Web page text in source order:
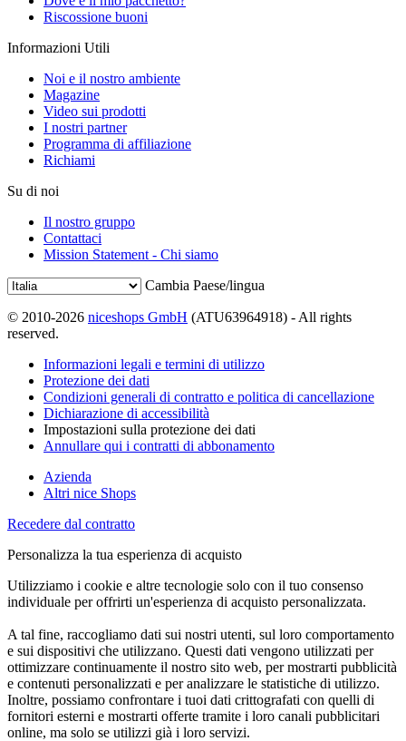
Riscossione buoni
Informazioni Utili
Noi e il nostro ambiente
Magazine
Video sui prodotti
I nostri partner
Programma di affiliazione
Richiami
Su di noi
Il nostro gruppo
Contattaci
Mission Statement - Chi siamo
Cambia Paese/lingua
© 2010-2026 niceshops GmbH (ATU63964918) - All rights
reserved.
Informazioni legali e termini di utilizzo
Protezione dei dati
Condizioni generali di contratto e politica di cancellazione
Dichiarazione di accessibilità
Impostazioni sulla protezione dei dati
Annullare qui i contratti di abbonamento
Azienda
Altri nice Shops
Recedere dal contratto
Personalizza la tua esperienza di acquisto
Utilizziamo i cookie e altre tecnologie solo con il tuo consenso
individuale per offrirti un'esperienza di acquisto personalizzata.
A tal fine, raccogliamo dati sui nostri utenti, sul loro comportamento
e sui dispositivi che utilizzano. Questi dati vengono utilizzati per
ottimizzare continuamente il nostro sito web, per mostrarti pubblicità
e contenuti personalizzati e per analizzare le statistiche di utilizzo.
Inoltre, possiamo confrontare i tuoi dati crittografati con quelli di
fornitori esterni e mostrarti offerte tramite i loro canali pubblicitari
online, ma solo se utilizzi già i loro servizi.